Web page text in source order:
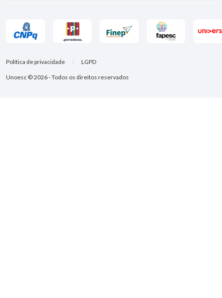
Unoesc © 2026 - Todos os direitos reservados
Política de privacidade LGPD